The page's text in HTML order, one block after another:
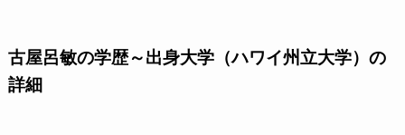
古屋呂敏の学歴～出身大学（ハワイ州立大学）の
詳細